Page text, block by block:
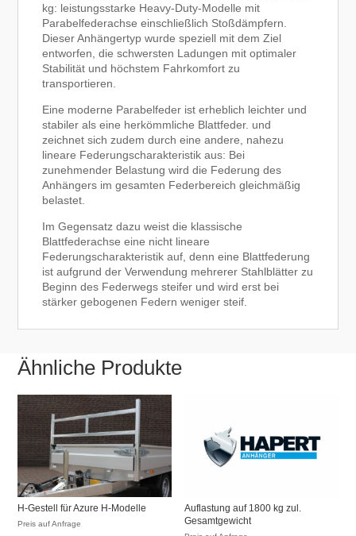
kg: leistungsstarke Heavy-Duty-Modelle mit
Parabelfederachse einschließlich Stoßdämpfern.
Dieser Anhängertyp wurde speziell mit dem Ziel
entworfen, die schwersten Ladungen mit optimaler
Stabilität und höchstem Fahrkomfort zu
transportieren.
Eine moderne Parabelfeder ist erheblich leichter und
stabiler als eine herkömmliche Blattfeder. und
zeichnet sich zudem durch eine andere, nahezu
lineare Federungscharakteristik aus: Bei
zunehmender Belastung wird die Federung des
Anhängers im gesamten Federbereich gleichmäßig
belastet.
Im Gegensatz dazu weist die klassische
Blattfederachse eine nicht lineare
Federungscharakteristik auf, denn eine Blattfederung
ist aufgrund der Verwendung mehrerer Stahlblätter zu
Beginn des Federwegs steifer und wird erst bei
stärker gebogenen Federn weniger steif.
Ähnliche Produkte
H-Gestell für Azure H-Modelle
Preis auf Anfrage
Auflastung auf 1800 kg zul.
Gesamtgewicht